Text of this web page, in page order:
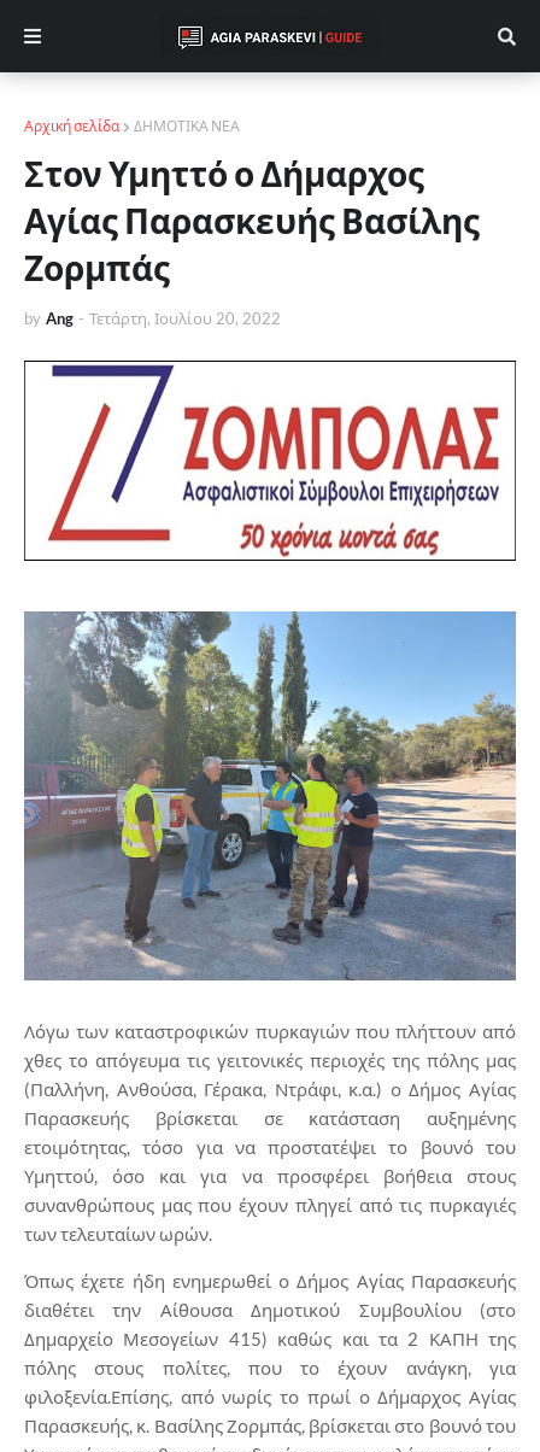
Αρχική σελίδα ΔΗΜΟΤΙΚΑ ΝΕΑ
Στον Υμηττό ο Δήμαρχος
Αγίας Παρασκευής Βασίλης
Ζορμπάς
by Ang - Τετάρτη, Ιουλίου 20, 2022
Λόγω των καταστροφικών πυρκαγιών που πλήττουν από
χθες το απόγευμα τις γειτονικές περιοχές της πόλης μας
(Παλλήνη, Ανθούσα, Γέρακα, Ντράφι, κ.α.) ο Δήμος Αγίας
Παρασκευής βρίσκεται σε κατάσταση αυξημένης
ετοιμότητας, τόσο για να προστατέψει το βουνό του
Υμηττού, όσο και για να προσφέρει βοήθεια στους
συνανθρώπους μας που έχουν πληγεί από τις πυρκαγιές
των τελευταίων ωρών.
Όπως έχετε ήδη ενημερωθεί ο Δήμος Αγίας Παρασκευής
διαθέτει την Αίθουσα Δημοτικού Συμβουλίου (στο
Δημαρχείο Μεσογείων 415) καθώς και τα 2 ΚΑΠΗ της
πόλης στους πολίτες, που το έχουν ανάγκη, για
φιλοξενία.Επίσης, από νωρίς το πρωί ο Δήμαρχος Αγίας
Παρασκευής, κ. Βασίλης Ζορμπάς, βρίσκεται στο βουνό του